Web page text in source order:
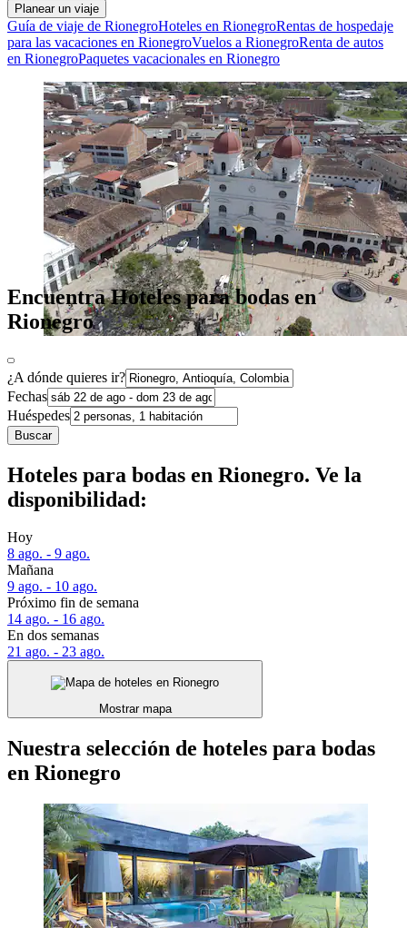
Planear un viaje
Guía de viaje de RionegroHoteles en RionegroRentas de hospedaje
para las vacaciones en RionegroVuelos a RionegroRenta de autos
en RionegroPaquetes vacacionales en Rionegro
Encuentra Hoteles para bodas en
Rionegro
¿A dónde quieres ir?
Fechas
Huéspedes
Buscar
Hoteles para bodas en Rionegro. Ve la
disponibilidad:
Hoy
8 ago. - 9 ago.
Mañana
9 ago. - 10 ago.
Próximo fin de semana
14 ago. - 16 ago.
En dos semanas
21 ago. - 23 ago.
Mostrar mapa
Nuestra selección de hoteles para bodas
en Rionegro